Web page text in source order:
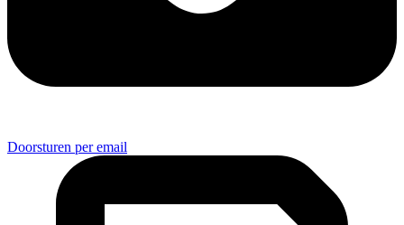
Doorsturen per email